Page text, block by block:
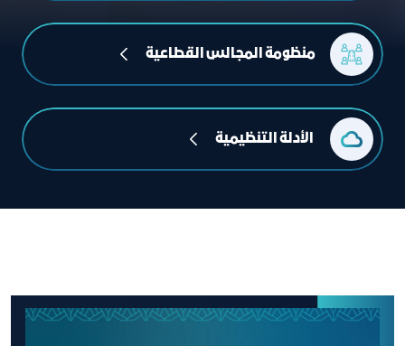
منظومة المجالس القطاعية
الأدلة التنظيمية